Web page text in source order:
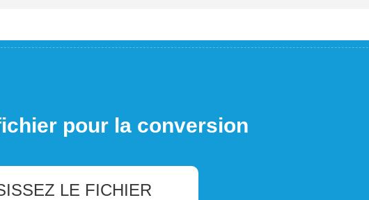
pour la conversion
LE FICHIER